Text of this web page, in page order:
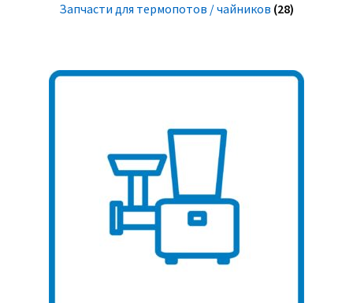
Запчасти для термопотов / чайников (28)